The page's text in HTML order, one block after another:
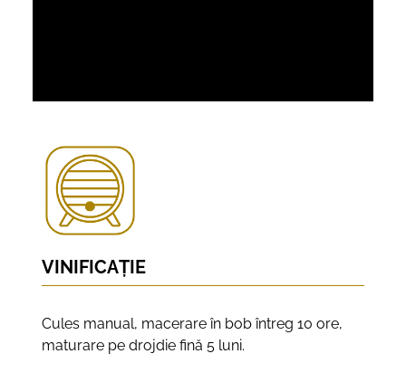
VINIFICAȚIE
Cules manual, macerare în bob întreg 10 ore,
maturare pe drojdie fină 5 luni.